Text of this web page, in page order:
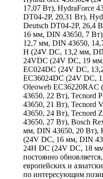
17,07 Вт), HydraForce
DT04-2P, 20,31 Вт),
Deutsch DT04-2P, 26,4
16 мм, DIN 43650, 7
12,7 мм, DIN 43650,
H (24V DC, 13,2 мм,
24VDC (24V DC, 19
EC024DC (24V DC,
EC36024DC (24V DC,
Oleoweb EC36220RAC
43650, 22 Вт), Tecnord
43650, 21 Вт), Tecnord
43650, 24 Вт), Tecnord
43650, 27 Вт), Bosch
мм, DIN 43650, 20 Вт),
(24V DC, 16 мм, DIN
24H DC (24V DC, 18
постоянно
европейских и
по интересующим